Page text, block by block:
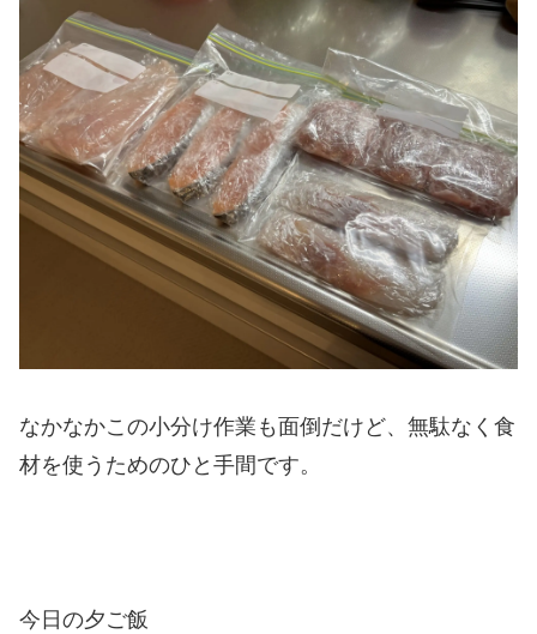
なかなかこの小分け作業も面倒だけど、無駄なく食
材を使うためのひと手間です。
今日の夕ご飯